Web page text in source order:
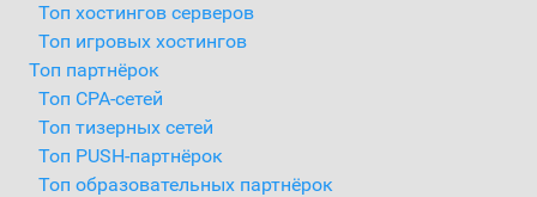
Топ хостингов серверов
Топ игровых хостингов
Топ партнёрок
Топ CPA-сетей
Топ тизерных сетей
Топ PUSH-партнёрок
Топ образовательных партнёрок